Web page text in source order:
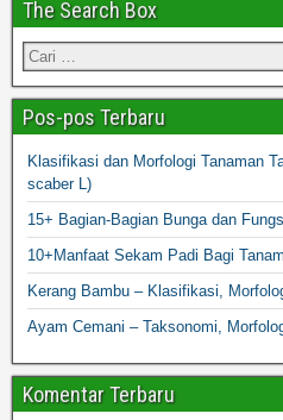
The Search Box
Pos-pos Terbaru
Klasifikasi dan Morfologi Tanaman
scaber L)
15+ Bagian-Bagian Bunga dan
10+Manfaat Sekam Padi Bagi
Kerang Bambu – Klasifikasi,
Ayam Cemani – Taksonomi,
Komentar Terbaru